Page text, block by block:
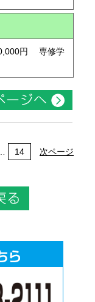
円 専修学
14 次ページ